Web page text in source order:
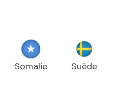
Somalie Suède